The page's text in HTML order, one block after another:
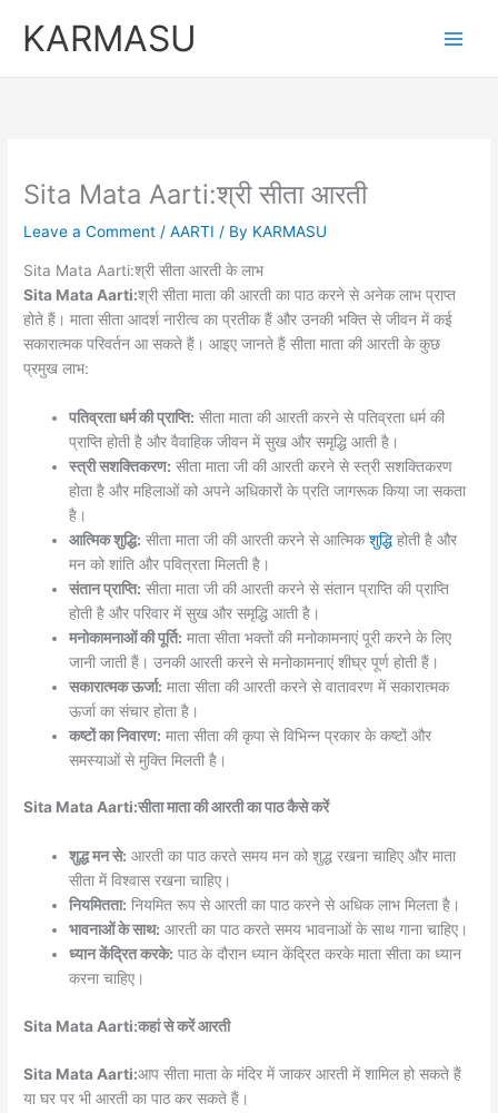
KARMASU
Sita Mata Aarti:श्री सीता आरती
Leave a Comment /AARTI / By KARMASU
Sita Mata Aarti:श्री सीता आरती के लाभ
Sita Mata Aarti:श्री सीता माता की आरती का पाठ करने से अनेक लाभ प्राप्त
होते हैं। माता सीता आदर्श नारीत्व का प्रतीक हैं और उनकी भक्ति से जीवन में कई
सकारात्मक परिवर्तन आ सकते हैं। आइए जानते हैं सीता माता की आरती के कुछ
प्रमुख लाभ:
पतिव्रता धर्म की प्राप्ति: सीता माता की आरती करने से पतिव्रता धर्म की
प्राप्ति होती है और वैवाहिक जीवन में सुख और समृद्धि आती है।
स्त्री सशक्तिकरण: सीता माता जी की आरती करने से स्त्री सशक्तिकरण
होता है और महिलाओं को अपने अधिकारों के प्रति जागरूक किया जा सकता
है।
आत्मिक शुद्धि: सीता माता जी की आरती करने से आत्मिकशुद्धिहोती है और
मन को शांति और पवित्रता मिलती है।
संतान प्राप्ति: सीता माता जी की आरती करने से संतान प्राप्ति की प्राप्ति
होती है और परिवार में सुख और समृद्धि आती है।
मनोकामनाओं की पूर्ति: माता सीता भक्तों की मनोकामनाएं पूरी करने के लिए
जानी जाती हैं। उनकी आरती करने से मनोकामनाएं शीघ्र पूर्ण होती हैं।
सकारात्मक ऊर्जा: माता सीता की आरती करने से वातावरण में सकारात्मक
ऊर्जा का संचार होता है।
कष्टों का निवारण: माता सीता की कृपा से विभिन्न प्रकार के कष्टों और
समस्याओं से मुक्ति मिलती है।
Sita Mata Aarti:सीता माता की आरती का पाठ कैसे करें
शुद्ध मन से: आरती का पाठ करते समय मन को शुद्ध रखना चाहिए और माता
सीता में विश्वास रखना चाहिए।
नियमितता: नियमित रूप से आरती का पाठ करने से अधिक लाभ मिलता है।
भावनाओं के साथ: आरती का पाठ करते समय भावनाओं के साथ गाना चाहिए।
ध्यान केंद्रित करके: पाठ के दौरान ध्यान केंद्रित करके माता सीता का ध्यान
करना चाहिए।
Sita Mata Aarti:कहां से करें आरती
Sita Mata Aarti:आप सीता माता के मंदिर में जाकर आरती में शामिल हो सकते हैं
या घर पर भी आरती का पाठ कर सकते हैं।